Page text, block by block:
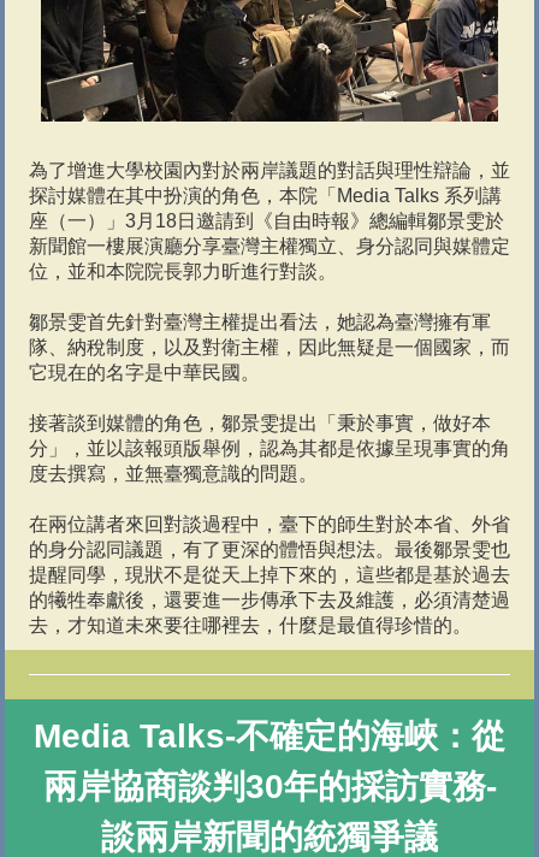
為了增進大學校園內對於兩岸議題的對話與理性辯論，並
探討媒體在其中扮演的角色，本院「Media Talks 系列講
座（一）」3月18日邀請到《自由時報》總編輯鄒景雯於
新聞館一樓展演廳分享臺灣主權獨立、身分認同與媒體定
位，並和本院院長郭力昕進行對談。
鄒景雯首先針對臺灣主權提出看法，她認為臺灣擁有軍
隊、納稅制度，以及對衛主權，因此無疑是一個國家，而
它現在的名字是中華民國。
接著談到媒體的角色，鄒景雯提出「秉於事實，做好本
分」，並以該報頭版舉例，認為其都是依據呈現事實的角
度去撰寫，並無臺獨意識的問題。
在兩位講者來回對談過程中，臺下的師生對於本省、外省
的身分認同議題，有了更深的體悟與想法。最後鄒景雯也
提醒同學，現狀不是從天上掉下來的，這些都是基於過去
的犧牲奉獻後，還要進一步傳承下去及維護，必須清楚過
去，才知道未來要往哪裡去，什麼是最值得珍惜的。
Media Talks-不確定的海峽：從
兩岸協商談判30年的採訪實務-
談兩岸新聞的統獨爭議